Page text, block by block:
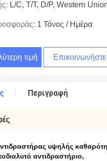
L/C, T/T, D/P, Western
1 Τόνος / Ημέρα
τιμή
Περιγραφή
υψηλής
αντιδραστήριο,